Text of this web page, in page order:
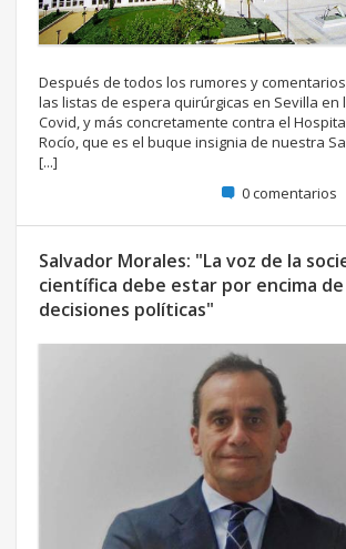
Después de todos los rumores y
las listas de espera quirúrgicas en Sevilla en
Covid, y más concretamente contra el
Rocío, que es el buque insignia de nuestra
[...]
0 comentarios
Salvador Morales: "La voz de la
científica debe estar por encima de
decisiones políticas"